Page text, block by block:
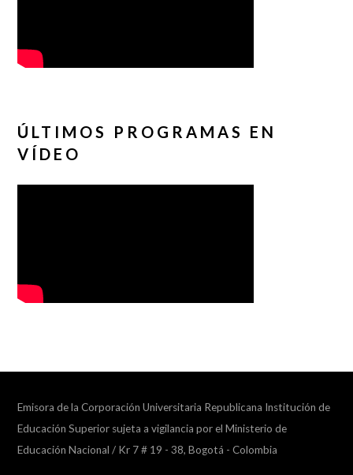
ÚLTIMOS PROGRAMAS EN
VÍDEO
Emisora de la Corporación Universitaria Republicana Institución de
Educación Superior sujeta a vigilancia por el Ministerio de
Educación Nacional / Kr 7 # 19 - 38, Bogotá - Colombia